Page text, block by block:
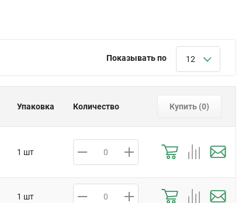
Показывать по 12
Упаковка Количество Купить (0)
1 шт
1 шт